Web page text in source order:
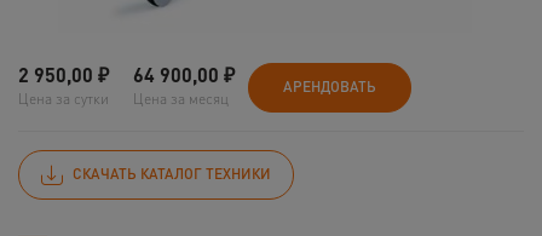
2 950,00 ₽
Цена за сутки
64 900,00 ₽
Цена за месяц
АРЕНДОВАТЬ
СКАЧАТЬ КАТАЛОГ ТЕХНИКИ